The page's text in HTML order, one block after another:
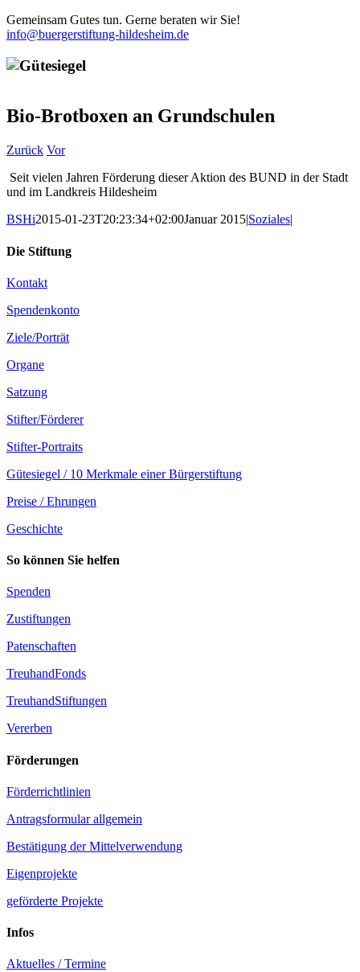
Gemeinsam Gutes tun. Gerne beraten wir Sie!
info@buergerstiftung-hildesheim.de
Bio-Brotboxen an Grundschulen
Zurück Vor
Seit vielen Jahren Förderung dieser Aktion des BUND in der Stadt
und im Landkreis Hildesheim
BSHi2015-01-23T20:23:34+02:00Januar 2015|Soziales|
Die Stiftung
Kontakt
Spendenkonto
Ziele/Porträt
Organe
Satzung
Stifter/Förderer
Stifter-Portraits
Gütesiegel / 10 Merkmale einer Bürgerstiftung
Preise / Ehrungen
Geschichte
So können Sie helfen
Spenden
Zustiftungen
Patenschaften
TreuhandFonds
TreuhandStiftungen
Vererben
Förderungen
Förderrichtlinien
Antragsformular allgemein
Bestätigung der Mittelverwendung
Eigenprojekte
geförderte Projekte
Infos
Aktuelles / Termine